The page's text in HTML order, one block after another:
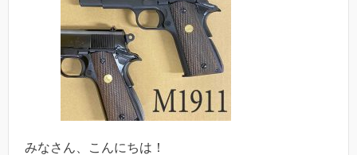
みなさん、こんにちは！